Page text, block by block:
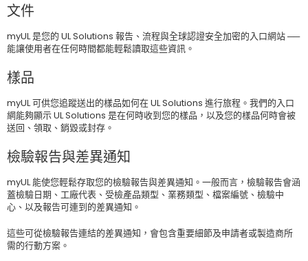
文件
myUL 是您的 UL Solutions 報告、流程與全球認證安全加密的入口網站 ──
能讓使用者在任何時間都能輕鬆讀取這些資訊。
樣品
myUL 可供您追蹤送出的樣品如何在 UL Solutions 進行旅程。我們的入口
網能夠顯示 UL Solutions 是在何時收到您的樣品，以及您的樣品何時會被
送回、領取、銷毀或封存。
檢驗報告與差異通知
myUL 能使您輕鬆存取您的檢驗報告與差異通知。一般而言，檢驗報告會涵
蓋檢驗日期、工廠代表、受檢產品類型、業務類型、檔案編號、檢驗中
心、以及報告可連到的差異通知。
這些可從檢驗報告連結的差異通知，會包含重要細節及申請者或製造商所
需的行動方案。